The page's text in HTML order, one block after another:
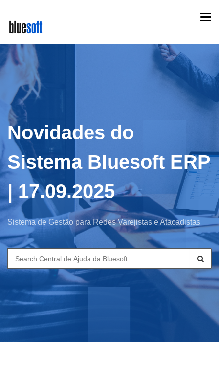
main
content
Novidades do
Sistema Bluesoft ERP
| 17.09.2025
Sistema de Gestão para Redes Varejistas e Atacadistas
Search
for: